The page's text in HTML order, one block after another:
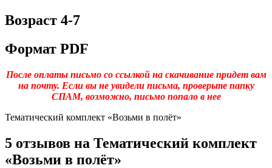
Возраст 4-7
Формат PDF
После оплаты письмо со ссылкой на скачивание придет вам
на почту. Если вы не увидели письма, проверьте папку
СПАМ, возможно, письмо попало в нее
Тематический комплект «Возьми в полёт»
5 отзывов на Тематический комплект
«Возьми в полёт»